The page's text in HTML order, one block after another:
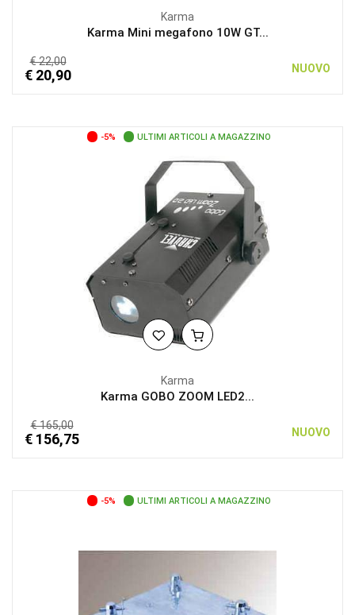
Karma
Karma Mini megafono 10W GT...
€ 22,00
€ 20,90 NUOVO
-5% ULTIMI ARTICOLI A MAGAZZINO
Karma
Karma GOBO ZOOM LED2...
€ 165,00
€ 156,75 NUOVO
-5% ULTIMI ARTICOLI A MAGAZZINO